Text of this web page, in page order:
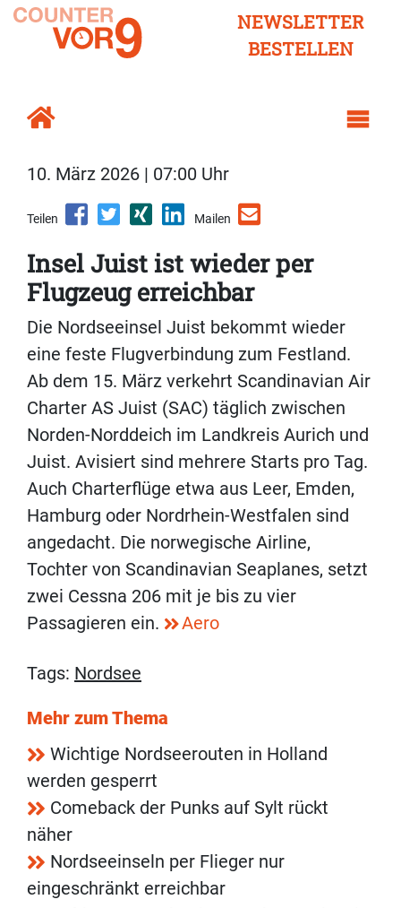
NEWSLETTER
BESTELLEN
10. März 2026 | 07:00 Uhr
Teilen Mailen
Insel Juist ist wieder per
Flugzeug erreichbar
Die Nordseeinsel Juist bekommt wieder
eine feste Flugverbindung zum Festland.
Ab dem 15. März verkehrt Scandinavian Air
Charter AS Juist (SAC) täglich zwischen
Norden-Norddeich im Landkreis Aurich und
Juist. Avisiert sind mehrere Starts pro Tag.
Auch Charterflüge etwa aus Leer, Emden,
Hamburg oder Nordrhein-Westfalen sind
angedacht. Die norwegische Airline,
Tochter von Scandinavian Seaplanes, setzt
zwei Cessna 206 mit je bis zu vier
Passagieren ein.
Aero
Tags: Nordsee
Mehr zum Thema
Wichtige Nordseerouten in Holland
werden gesperrt
Comeback der Punks auf Sylt rückt
näher
Nordseeinseln per Flieger nur
eingeschränkt erreichbar